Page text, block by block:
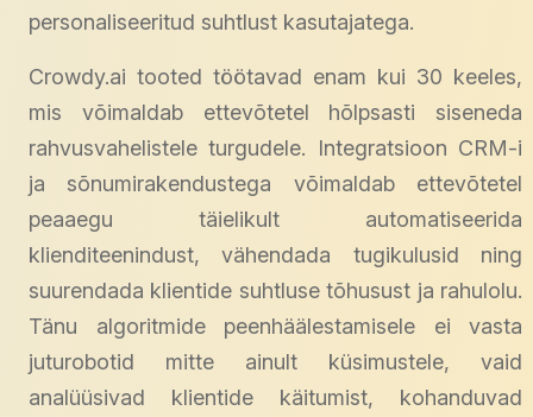
personaliseeritud suhtlust kasutajatega.
Crowdy.ai tooted töötavad enam kui 30 keeles,
mis võimaldab ettevõtetel hõlpsasti siseneda
rahvusvahelistele turgudele. Integratsioon CRM-i
ja sõnumirakendustega võimaldab ettevõtetel
peaaegu täielikult automatiseerida
klienditeenindust, vähendada tugikulusid ning
suurendada klientide suhtluse tõhusust ja rahulolu.
Tänu algoritmide peenhäälestamisele ei vasta
juturobotid mitte ainult küsimustele, vaid
analüüsivad klientide käitumist, kohanduvad